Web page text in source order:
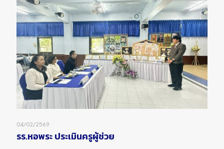
04/02/2569
รร.หอพระ ประเมินครูผู้ช่วย